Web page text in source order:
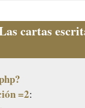
cartas
=2: